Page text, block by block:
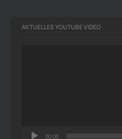
AKTUELLES YOUTUBE VIDEO
00:00